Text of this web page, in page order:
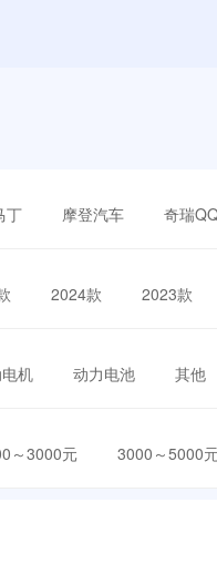
丁 摩登汽车 奇瑞
2024款 2023款
机 动力电池 其他
～3000元 3000～5000